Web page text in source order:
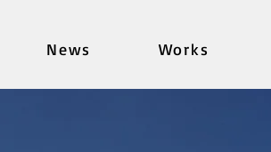
News Works